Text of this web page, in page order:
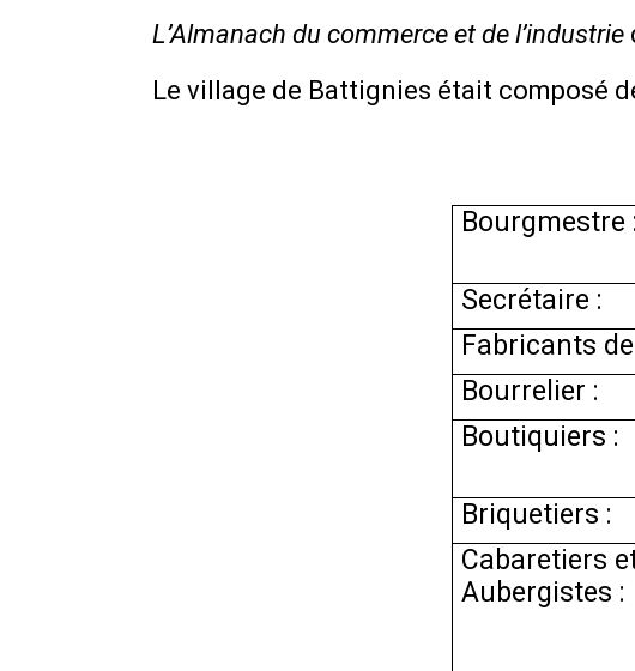
L’Almanach du commerce et de l’industrie
Le village de Battignies était composé
Bourgmestre :
Secrétaire :
Fabricants
Bourrelier :
Boutiquiers :
Briquetiers :
Cabaretiers
Aubergistes :